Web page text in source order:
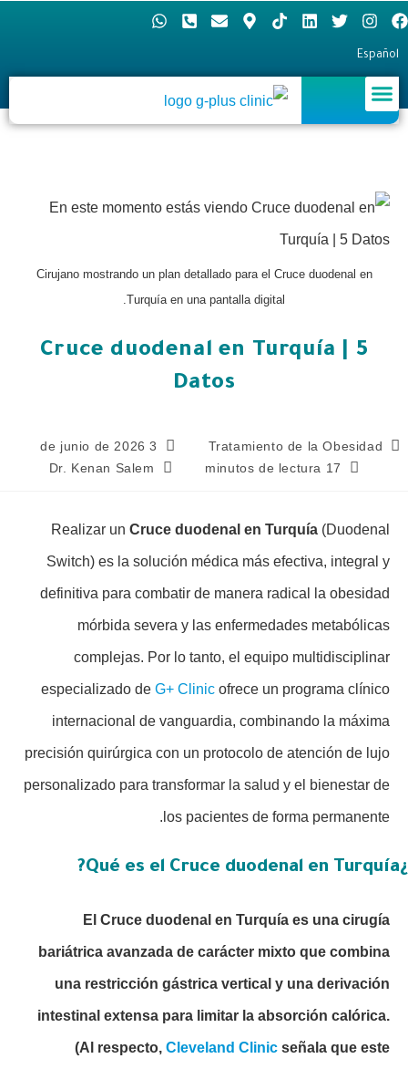
Español
Cirujano mostrando un plan detallado para el Cruce duodenal en
Turquía en una pantalla digital.
Cruce duodenal en Turquía | 5
Datos
Tratamiento de la Obesidad
3 de junio de 2026
17 minutos de lectura
Dr. Kenan Salem
Realizar un Cruce duodenal en Turquía (Duodenal
Switch) es la solución médica más efectiva, integral y
definitiva para combatir de manera radical la obesidad
mórbida severa y las enfermedades metabólicas
complejas. Por lo tanto, el equipo multidisciplinar
especializado de G+ Clinic ofrece un programa clínico
internacional de vanguardia, combinando la máxima
precisión quirúrgica con un protocolo de atención de lujo
personalizado para transformar la salud y el bienestar de
los pacientes de forma permanente.
¿Qué es el Cruce duodenal en Turquía?
El Cruce duodenal en Turquía es una cirugía
bariátrica avanzada de carácter mixto que combina
una restricción gástrica vertical y una derivación
intestinal extensa para limitar la absorción calórica.
(Al respecto, Cleveland Clinic señala que este